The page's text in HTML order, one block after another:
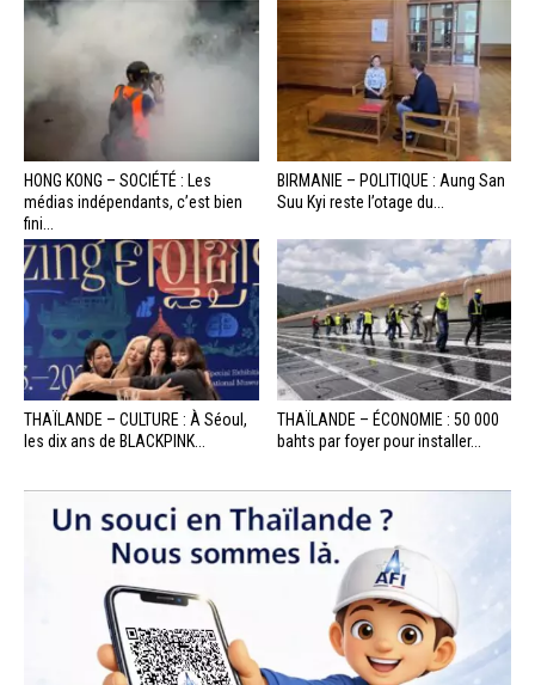
HONG KONG – SOCIÉTÉ : Les
médias indépendants, c’est bien
fini...
BIRMANIE – POLITIQUE : Aung San
Suu Kyi reste l’otage du...
THAÏLANDE – CULTURE : À Séoul,
les dix ans de BLACKPINK...
THAÏLANDE – ÉCONOMIE : 50 000
bahts par foyer pour installer...